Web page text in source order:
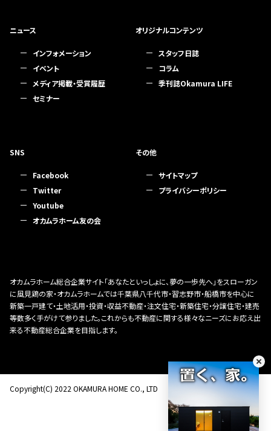
ニュース
インフォメーション
イベント
メディア掲載・受賞履歴
セミナー
オリジナルコンテンツ
スタッフ日誌
コラム
季刊誌Okamura LIFE
SNS
Facebook
Twitter
Youtube
オカムラホーム友の会
その他
サイトマップ
プライバシーポリシー
オカムラホーム総合企業サイト「あなたといっしょに、夢の一歩先へ」をスローガン
に風見鶏の家・オカムラホームでは千葉県八千代市・習志野市・船橋市を中心に
新築一戸建て・土地活用・投資・収益不動産・注文住宅・新築住宅・分譲住宅・建売
等数多く手がけて参りました。これからも不動産に関する様々なニーズにお応え出
来る不動産総合企業を目指します。
Copyright(C) 2022 OKAMURA HOME CO., LTD